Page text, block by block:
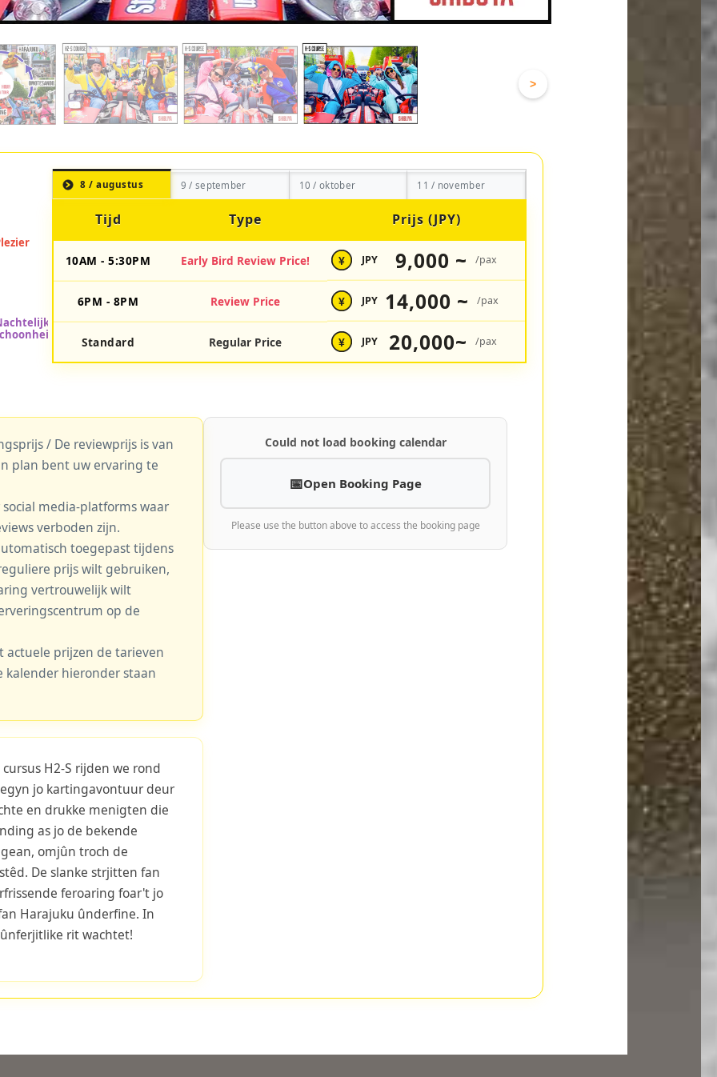
>
8 / augustus 9 / september 10 / oktober 11 / november
Tijd Type Prijs (JPY)
10AM - 5:30PM Early Bird Review Price! ¥ JPY 9,000 ~ /pax
6PM - 8PM Review Price ¥ JPY 14,000 ~ /pax
Standard Regular Price ¥ JPY 20,000~ /pax
/ De reviewprijs is van
plan bent uw ervaring te
media-platforms waar
verboden zijn.
toegepast tijdens
prijs wilt gebruiken,
vertrouwelijk wilt
op de
actuele prijzen de tarieven
kalender hieronder staan
H2-S rijden we rond
jo kartingavontuur deur
en drukke menigten die
as jo de bekende
omjûn troch de
De slanke strjitten fan
feroaring foar't jo
Harajuku ûnderfine. In
rit wachtet!
Could not load booking calendar
Open Booking Page
Please use the button above to access the booking page